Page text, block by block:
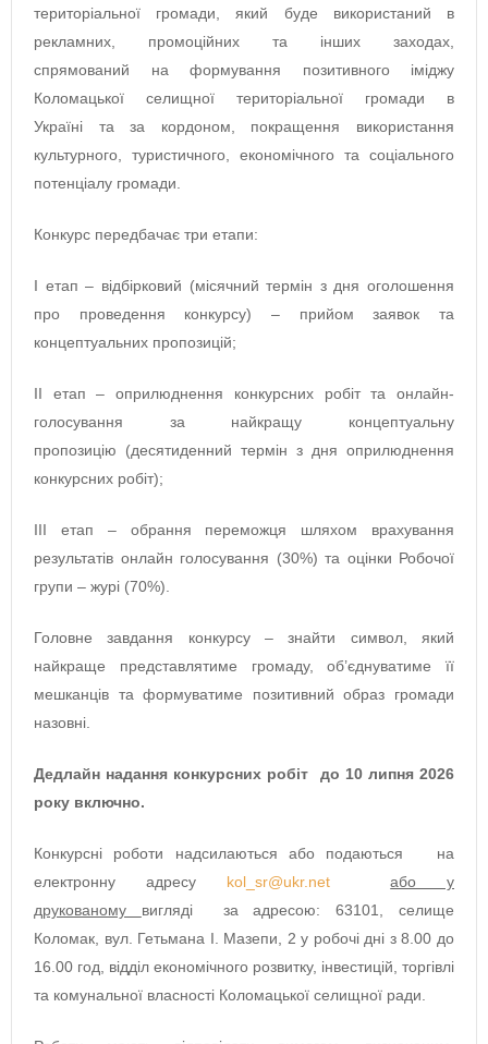
територіальної громади, який буде використаний в
рекламних, промоційних та інших заходах,
спрямований на формування позитивного іміджу
Коломацької селищної територіальної громади в
Україні та за кордоном, покращення використання
культурного, туристичного, економічного та соціального
потенціалу громади.
Конкурс передбачає три етапи:
І етап – відбірковий (місячний термін з дня оголошення
про проведення конкурсу) – прийом заявок та
концептуальних пропозицій;
ІІ етап – оприлюднення конкурсних робіт та онлайн-
голосування за найкращу концептуальну
пропозицію (десятиденний термін з дня оприлюднення
конкурсних робіт);
IІІ етап – обрання переможця шляхом врахування
результатів онлайн голосування (30%) та оцінки Робочої
групи – журі (70%).
Головне завдання конкурсу – знайти символ, який
найкраще представлятиме громаду, об’єднуватиме її
мешканців та формуватиме позитивний образ громади
назовні.
Дедлайн надання конкурсних робіт до 10 липня 2026
року включно.
Конкурсні роботи надсилаються або подаються
на
електронну адресу kol_sr@ukr.net
або у
друкованому вигляді за адресою: 63101, селище
Коломак, вул. Гетьмана І. Мазепи, 2 у робочі дні з 8.00 до
16.00 год, відділ економічного розвитку, інвестицій, торгівлі
та комунальної власності Коломацької селищної ради.